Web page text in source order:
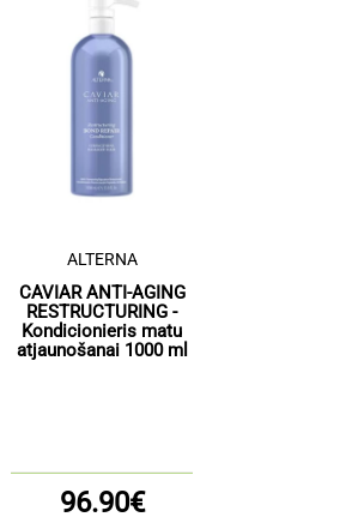
ALTERNA
CAVIAR ANTI-AGING
RESTRUCTURING -
Kondicionieris matu
atjaunošanai 1000 ml
96.90€